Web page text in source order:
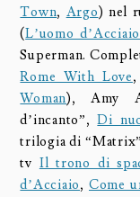
Town, Argo) nel
(L’uomo d’Acciaio
Superman.
Rome With Love,
Woman), Amy
d’incanto”,Di
trilogia di
tv Il trono di
d’Acciaio, Come